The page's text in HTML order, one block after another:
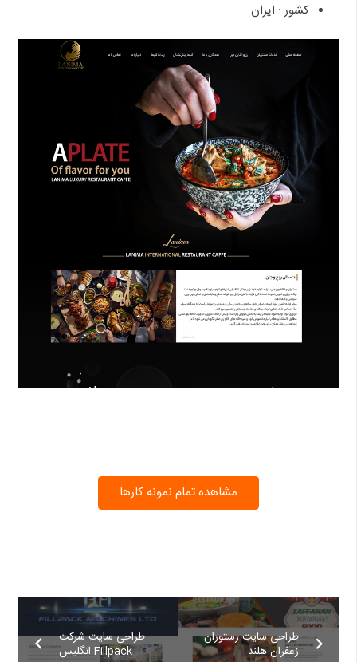
کشور : ایران
مشاهده تمام نمونه کارها
طراحی سایت شرکت
Fillpack انگلیس
طراحی سایت رستوران
زعفران هلند